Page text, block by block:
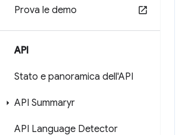
Prova le demo
API
Stato e panoramica dell'API
API Summaryr
API Language Detector